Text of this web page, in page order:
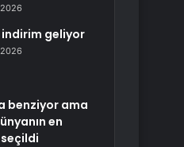
geliyor
benziyor ama
en